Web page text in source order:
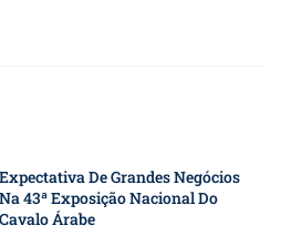
Expectativa De Grandes Negócios
Na 43ª Exposição Nacional Do
Cavalo Árabe